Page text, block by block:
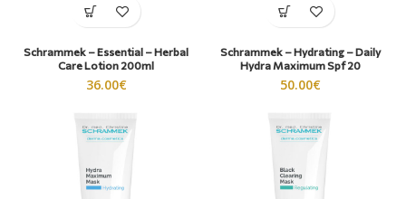
Schrammek – Essential – Herbal
Care Lotion 200ml
36.00€
Schrammek – Hydrating – Daily
Hydra Maximum Spf 20
50.00€